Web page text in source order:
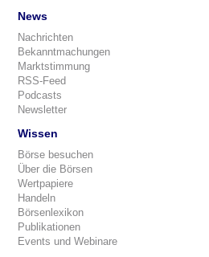
News
Nachrichten
Bekanntmachungen
Marktstimmung
RSS-Feed
Podcasts
Newsletter
Wissen
Börse besuchen
Über die Börsen
Wertpapiere
Handeln
Börsenlexikon
Publikationen
Events und Webinare